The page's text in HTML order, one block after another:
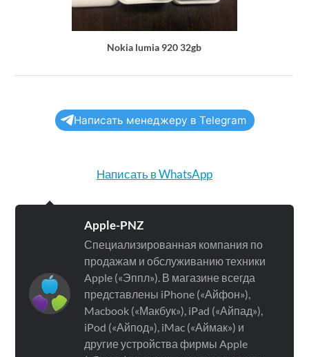
Nokia lumia 920 32gb
Написать менеджеру в Telegram
Написать в WhatsApp
Apple-PNZ
Специализированная компания по
продажам и обслуживанию техники
Apple («Эппл»). В магазине всегда
представлены iPhone («Айфон»),
Macbook («Макбук»), iPad («Айпад»),
iPod («Айпод»), iMac («Аймак») и
другие устройства фирмы Apple